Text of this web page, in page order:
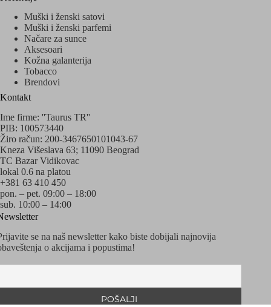
Muški i ženski satovi
Muški i ženski parfemi
Načare za sunce
Aksesoari
Kožna galanterija
Tobacco
Brendovi
Kontakt
Ime firme: ''Taurus TR''
PIB: 100573440
Žiro račun: 200-3467650101043-67
Kneza Višeslava 63; 11090 Beograd
TC Bazar Vidikovac
lokal 0.6 na platou
+381 63 410 450
pon. – pet. 09:00 – 18:00
sub. 10:00 – 14:00
se na naš newsletter kako biste dobijali najnovija
o akcijama i popustima!